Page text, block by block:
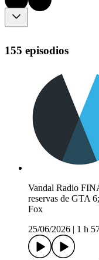
155 episodios
Vandal Radio
reservas de GTA
Fox
25/06/2026
1 h